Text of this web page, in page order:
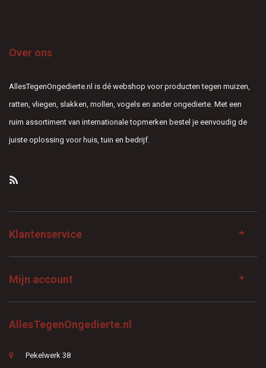
Over ons
AllesTegenOngedierte.nl is dé webshop voor producten tegen muizen,
ratten, vliegen, slakken, mollen, vogels en ander ongedierte. Met een
ruim assortiment van internationale topmerken bestel je eenvoudig de
juiste oplossing voor huis, tuin en bedrijf.
Klantenservice
Mijn account
AllesTegenOngedierte.nl
Pekelwerk 38